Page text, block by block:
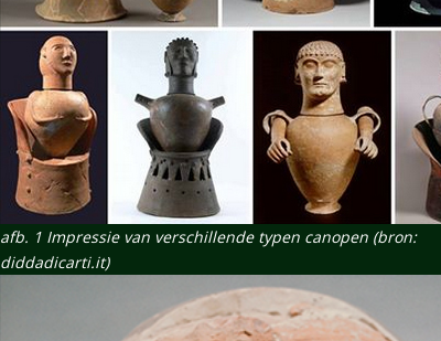
afb. 1 Impressie van verschillende typen canopen (bron:
diddadicarti.it)